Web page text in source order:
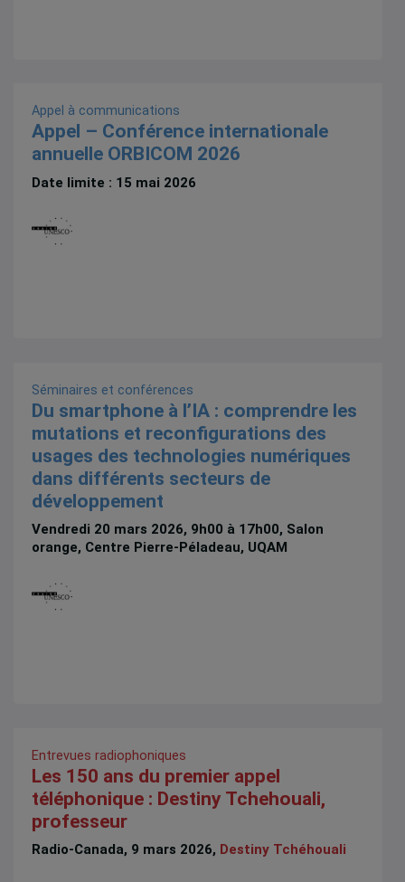
Appel à communications
Appel – Conférence internationale
annuelle ORBICOM 2026
Date limite : 15 mai 2026
Séminaires et conférences
Du smartphone à l’IA : comprendre les
mutations et reconfigurations des
usages des technologies numériques
dans différents secteurs de
développement
Vendredi 20 mars 2026, 9h00 à 17h00, Salon
orange, Centre Pierre-Péladeau, UQAM
Entrevues radiophoniques
Les 150 ans du premier appel
téléphonique : Destiny Tchehouali,
professeur
Radio-Canada, 9 mars 2026, Destiny Tchéhouali